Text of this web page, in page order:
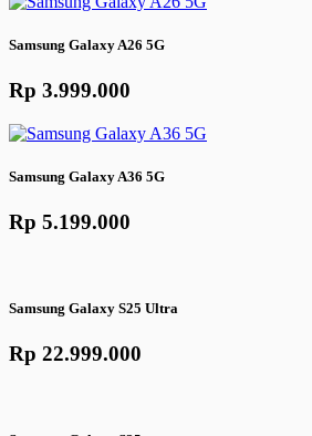
Samsung Galaxy A26 5G
Rp 3.999.000
Samsung Galaxy A36 5G
Rp 5.199.000
Samsung Galaxy S25 Ultra
Rp 22.999.000